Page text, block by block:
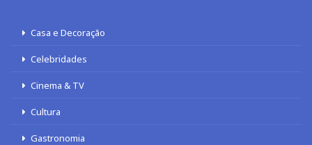
Casa e Decoração
Celebridades
Cinema & TV
Cultura
Gastronomia